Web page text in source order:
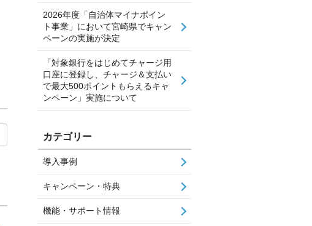
2026年度「自治体マイナポイン
ト事業」において宮崎県でキャン
ペーンの実施が決定
「対象銀行をはじめてチャージ用
口座に登録し、チャージ＆支払い
で最大500ポイントもらえるキャ
ンペーン」実施について
カテゴリー
導入事例
キャンペーン・特典
機能・サポート情報